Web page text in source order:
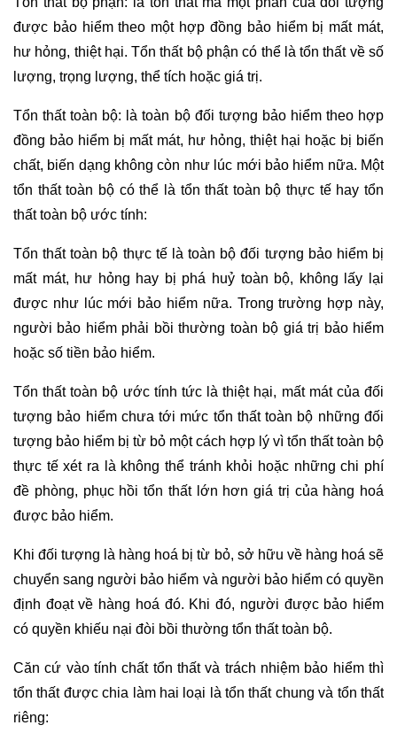
được bảo hiểm theo một hợp đồng bảo hiểm bị mất mát,
hư hỏng, thiệt hại. Tổn thất bộ phận có thể là tổn thất về số
lượng, trọng lượng, thể tích hoặc giá trị.
Tổn thất toàn bộ: là toàn bộ đối tượng bảo hiểm theo hợp
đồng bảo hiểm bị mất mát, hư hỏng, thiệt hại hoặc bị biến
chất, biến dạng không còn như lúc mới bảo hiểm nữa. Một
tổn thất toàn bộ có thể là tổn thất toàn bộ thực tế hay tổn
thất toàn bộ ước tính:
Tổn thất toàn bộ thực tế là toàn bộ đối tượng bảo hiểm bị
mất mát, hư hỏng hay bị phá huỷ toàn bộ, không lấy lại
được như lúc mới bảo hiểm nữa. Trong trường hợp này,
người bảo hiểm phải bồi thường toàn bộ giá trị bảo hiểm
hoặc số tiền bảo hiểm.
Tổn thất toàn bộ ước tính tức là thiệt hại, mất mát của đối
tượng bảo hiểm chưa tới mức tổn thất toàn bộ những đối
tượng bảo hiểm bị từ bỏ một cách hợp lý vì tổn thất toàn bộ
thực tế xét ra là không thể tránh khỏi hoặc những chi phí
đề phòng, phục hồi tổn thất lớn hơn giá trị của hàng hoá
được bảo hiểm.
Khi đối tượng là hàng hoá bị từ bỏ, sở hữu về hàng hoá sẽ
chuyển sang người bảo hiểm và người bảo hiểm có quyền
định đoạt về hàng hoá đó. Khi đó, người được bảo hiểm
có quyền khiếu nại đòi bồi thường tổn thất toàn bộ.
Căn cứ vào tính chất tổn thất và trách nhiệm bảo hiểm thì
tổn thất được chia làm hai loại là tổn thất chung và tổn thất
riêng: